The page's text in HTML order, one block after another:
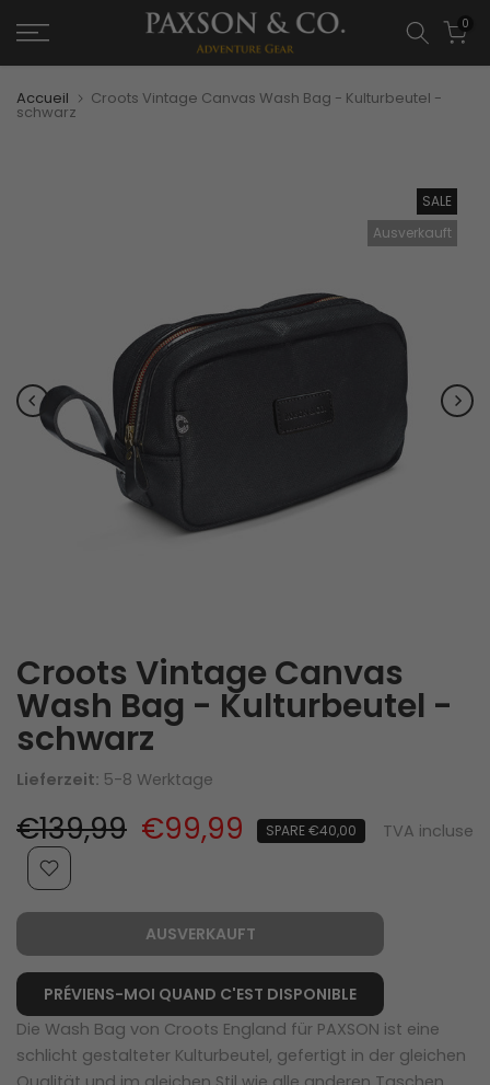
0
Accueil Croots Vintage Canvas Wash Bag - Kulturbeutel -
schwarz
SALE
Ausverkauft
Croots Vintage Canvas
Wash Bag - Kulturbeutel -
schwarz
Lieferzeit: 5-8 Werktage
€139,99 €99,99 SPARE €40,00 TVA incluse
AUSVERKAUFT
PRÉVIENS-MOI QUAND C'EST DISPONIBLE
Die Wash Bag von Croots England für PAXSON ist eine
schlicht gestalteter Kulturbeutel, gefertigt in der gleichen